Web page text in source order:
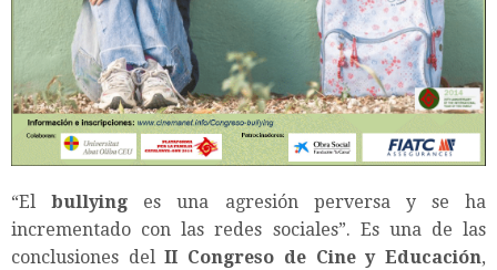
“El bullying es una agresión perversa y se ha
incrementado con las redes sociales”. Es una de las
conclusiones delII Congreso de Cine y Educación,